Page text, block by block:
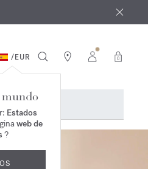
/EUR 0
Estados
web de
?